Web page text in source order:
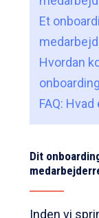
Et
Hvordan
FAQ:
Dit
Inden vi